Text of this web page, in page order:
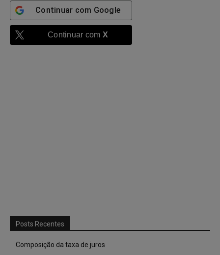
Continuar com Google
Continuar com X
Posts Recentes
Composição da taxa de juros